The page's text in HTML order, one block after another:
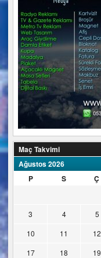
Maç Takvimi
Ağustos 2026
P
S Ç
3
4 5
10
11 12
17
18 19